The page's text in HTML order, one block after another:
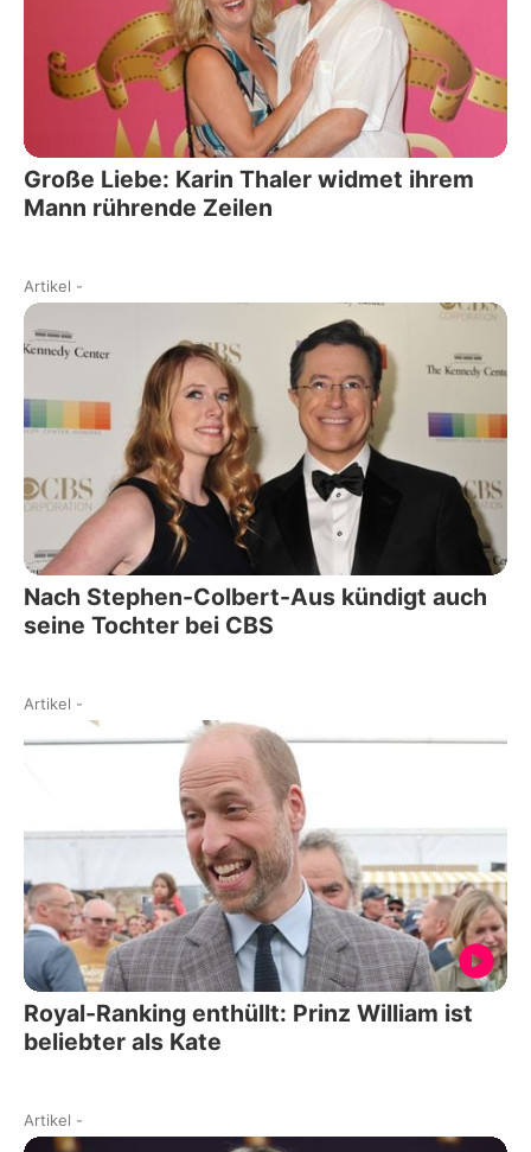
Große Liebe: Karin Thaler widmet ihrem
Mann rührende Zeilen
Artikel -
Nach Stephen-Colbert-Aus kündigt auch
seine Tochter bei CBS
Artikel -
Royal-Ranking enthüllt: Prinz William ist
beliebter als Kate
Artikel -